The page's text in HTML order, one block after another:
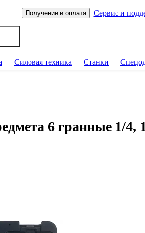
Получение и оплата Сервис и
Силовая техника Станки
6 гранные 1/4,